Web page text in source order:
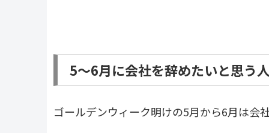
5〜6月に会社を辞めたいと思う
ゴールデンウィーク明けの5月から6月は会